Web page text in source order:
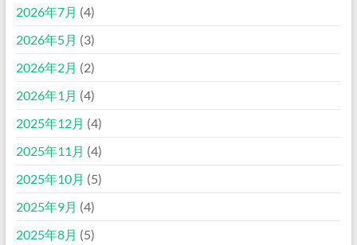
2026年7月 (4)
2026年5月 (3)
2026年2月 (2)
2026年1月 (4)
2025年12月 (4)
2025年11月 (4)
2025年10月 (5)
2025年9月 (4)
2025年8月 (5)